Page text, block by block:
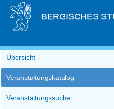
BERGISCHES
Übersicht
Veranstaltungskatalog
Veranstaltungssuche